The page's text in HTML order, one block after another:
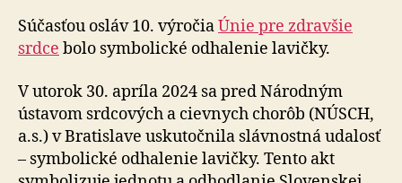
Súčasťou osláv 10. výročiaÚnie pre zdravšie
srdce bolo symbolické odhalenie lavičky.
V utorok 30. apríla 2024 sa pred Národným
ústavom srdcových a cievnych chorôb (NÚSCH,
a.s.) v Bratislave uskutočnila slávnostná udalosť
– symbolické odhalenie lavičky. Tento akt